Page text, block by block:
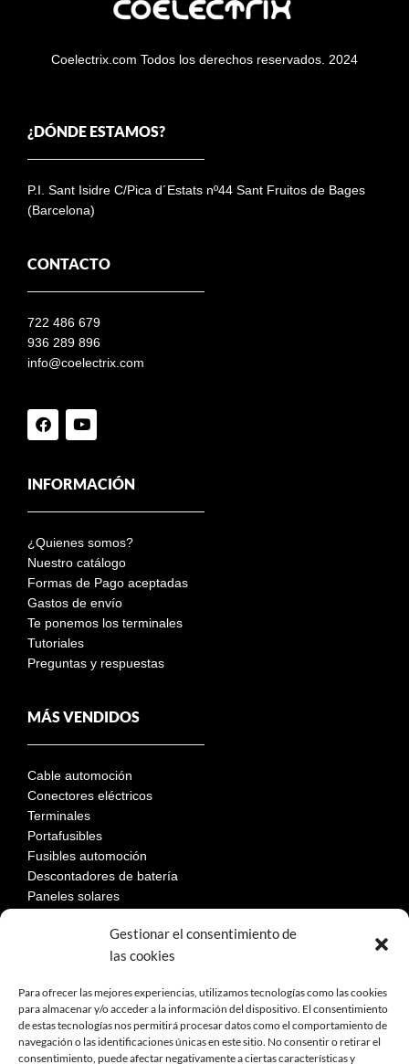
Gestionar el consentimiento de
las cookies
Para ofrecer las mejores experiencias, utilizamos tecnologías como las cookies
para almacenar y/o acceder a la información del dispositivo. El consentimiento
de estas tecnologías nos permitirá procesar datos como el comportamiento de
navegación o las identificaciones únicas en este sitio. No consentir o retirar el
consentimiento, puede afectar negativamente a ciertas características y
Coelectrix.com Todos los derechos reservados. 2024
¿DÓNDE ESTAMOS?
P.I. Sant Isidre C/Pica d´Estats nº44 Sant Fruitos de Bages
(Barcelona)
CONTACTO
722 486 679
936 289 896
info@coelectrix.com
INFORMACIÓN
¿Quienes somos?
Nuestro catálogo
Formas de Pago aceptadas
Gastos de envío
Te ponemos los terminales
Tutoriales
Preguntas y respuestas
MÁS VENDIDOS
Cable automoción
Conectores eléctricos
Terminales
Portafusibles
Fusibles automoción
Descontadores de batería
Paneles solares
Aviso Legal
Política de privacidad